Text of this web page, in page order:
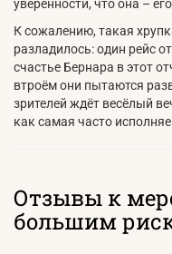
уверенности, что она –
К сожалению, такая
разладилось: один рейс
счастье Бернара в этот
втроём они пытаются
зрителей ждёт весёлый
как самая часто
Отзывы к
большим